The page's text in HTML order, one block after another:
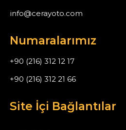
info@cerayoto.com
Numaralarımız
+90 (216) 312 12 17
+90 (216) 312 21 66
Site İçi Bağlantılar